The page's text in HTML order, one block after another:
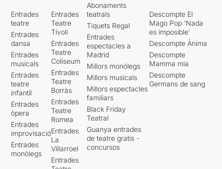
Entrades
teatre
Entrades
dansa
Entrades
musicals
Entrades
teatre
infantil
Entrades
òpera
Entrades
improvisació
Entrades
monòlegs
Entrades
Teatre
Tívoli
Entrades
Teatre
Coliseum
Entrades
Teatre
Borràs
Entrades
Teatre
Romea
Entrades
La
Villarroel
Entrades
Abonaments
teatrals
Tiquets Regal
Entrades
espectacles a
Madrid
Millors monòlegs
Millors musicals
Millors espectacles
familiars
Black Friday
Teatral
Guanya entrades
de teatre gratis -
concursos
Descompte El
Mago Pop 'Nada
es imposible'
Descompte Ànima
Descompte
Mamma mia
Descompte
Germans de sang